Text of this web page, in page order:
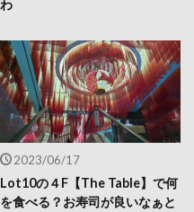
わ
2023/06/17
Lot10の４F【The Table】で何
を食べる？お寿司が良いなぁと